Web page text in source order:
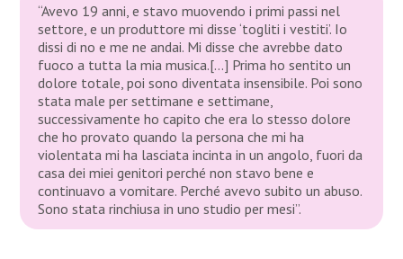
“Avevo 19 anni, e stavo muovendo i primi passi nel
settore, e un produttore mi disse ‘togliti i vestiti’. Io
dissi di no e me ne andai. Mi disse che avrebbe dato
fuoco a tutta la mia musica.[…] Prima ho sentito un
dolore totale, poi sono diventata insensibile. Poi sono
stata male per settimane e settimane,
successivamente ho capito che era lo stesso dolore
che ho provato quando la persona che mi ha
violentata mi ha lasciata incinta in un angolo, fuori da
casa dei miei genitori perché non stavo bene e
continuavo a vomitare. Perché avevo subito un abuso.
Sono stata rinchiusa in uno studio per mesi”.